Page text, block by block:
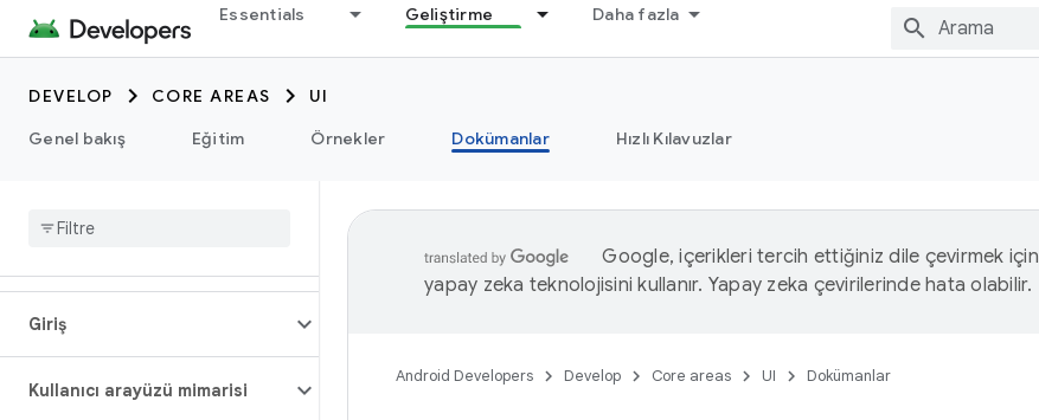
Essentials Geliştirme Daha fazla
DEVELOP CORE AREAS
UI
Genel bakış
Eğitim Örnekler Dokümanlar Hızlı Kılavuzlar
Giriş
Kullanıcı arayüzü mimarisi
Google, içerikleri tercih ettiğiniz dile çevirmek için
yapay zeka teknolojisini kullanır. Yapay zeka çevirilerinde hata olabilir.
Android Developers Develop Core areas UI Dokümanlar